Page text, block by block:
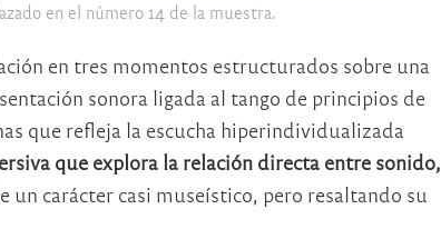
en el número 14 de la muestra.
en tres momentos estructurados sobre una
sonora ligada al tango de principios de
que refleja la escucha hiperindividualizada
que explora la relación directa entre sonido,
un carácter casi museístico, pero resaltando su